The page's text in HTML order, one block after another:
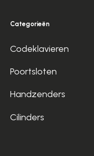
Categorieën
Codeklavieren
Poortsloten
Handzenders
Cilinders